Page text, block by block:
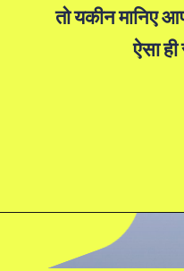
तो यकीन मानिए
ऐसा